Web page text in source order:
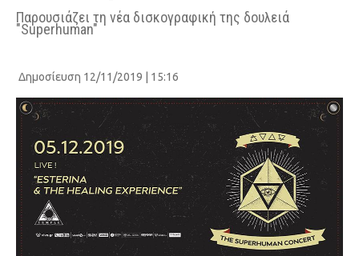
Videos
Podcasts
Viral
Life
City Guide
Pop Culture
Agenda
Παρουσιάζει τη νέα δισκογραφική της δουλειά
"Superhuman"
Δημοσίευση 12/11/2019 | 15:16